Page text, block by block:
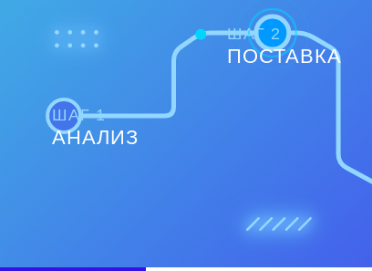
ШАГ 1
АНАЛИЗ
ШАГ 2
ПОСТАВКА